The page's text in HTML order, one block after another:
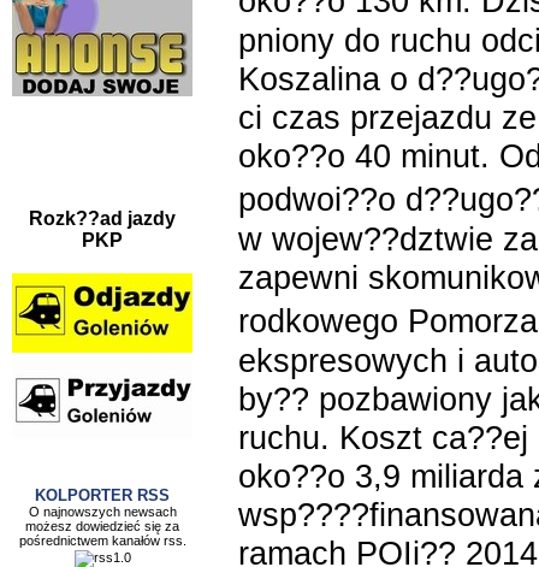
Rozk??ad jazdy
PKP
KOLPORTER RSS
O najnowszych newsach
możesz dowiedzieć się za
pośrednictwem kanałów rss.
pniony do ruchu
Koszalina o
ci czas przejazdu
oko??o 40 minut.
podwoi??o
w wojew??dztwie
zapewni
rodkowego
ekspresowych i
by?? pozbawiony
ruchu. Koszt
oko??o 3,9
ramach POIi??